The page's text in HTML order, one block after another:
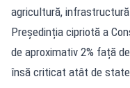
agricultură,
Președinția cipriotă a
de aproximativ 2% față
însă criticat atât de